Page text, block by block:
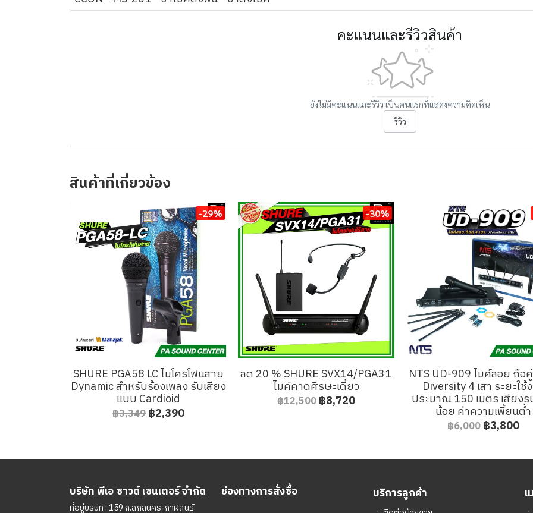
คะแนนและรีวิวสินค้า
ยังไม่มีคะแนนและรีวิว เป็นคนแรกที่แสดงความคิดเห็น
รีวิว
สินค้าที่เกี่ยวข้อง
-29%
SHURE PGA58 LC ไมโครโฟนสาย
Dynamic สำหรับร้องเพลง รับเสียง
แบบ Cardioid
฿3,349฿2,390
-30%
ลด 20 % SHURE SVX14/PGA31
ไมค์คาดศีรษะเดี่ยว
฿12,500฿8,720
NTS UD-909 ไมค์ลอย ถือ
Diversity 4 เสา ระยะใช้
ประมาณ 150 เมตร เสียง
น้อย ค่าความเพี้ยนต่ำ
฿6,000฿3,800
บริษัท พีเอ ซาวด์ เซนเตอร์ จำกัด
ที่อยู่บริษัท : 159 ถ.สกลนคร-กาฬสินธุ์
ช่องทางการสั่งซื้อ บริการลูกค้า